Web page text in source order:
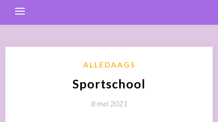
ALLEDAAGS
Sportschool
8 mei 2021